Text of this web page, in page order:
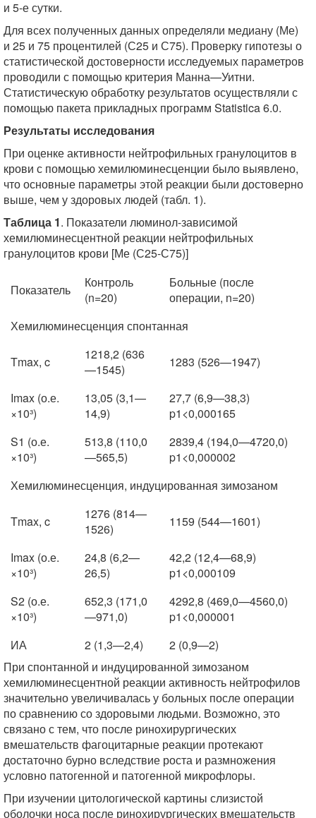
и 5-е сутки.
Для всех полученных данных определяли медиану (Ме)
и 25 и 75 процентилей (С25 и С75). Проверку гипотезы о
статистической достоверности исследуемых параметров
проводили с помощью критерия Манна—Уитни.
Статистическую обработку результатов осуществляли с
помощью пакета прикладных программ Statistica 6.0.
Результаты исследования
При оценке активности нейтрофильных гранулоцитов в
крови с помощью хемилюминесценции было выявлено,
что основные параметры этой реакции были достоверно
выше, чем у здоровых людей (табл. 1).
Таблица 1. Показатели люминол-зависимой
хемилюминесцентной реакции нейтрофильных
гранулоцитов крови [Ме (С25-С75)]
Показатель
Контроль
(n=20)
Больные (после
операции, n=20)
Хемилюминесценция спонтанная
Tmax, c
1218,2 (636
—1545)
1283 (526—1947)
Imax (о.е.
×10³)
13,05 (3,1—
14,9)
27,7 (6,9—38,3)
p1<0,000165
S1 (о.е.
×10³)
513,8 (110,0
—565,5)
2839,4 (194,0—4720,0)
p1<0,000002
Хемилюминесценция, индуцированная зимозаном
Tmax, c
1276 (814—
1526)
1159 (544—1601)
Imax (о.е.
×10³)
24,8 (6,2—
26,5)
42,2 (12,4—68,9)
p1<0,000109
S2 (о.е.
×10³)
652,3 (171,0
—971,0)
4292,8 (469,0—4560,0)
p1<0,000001
ИА
2 (1,3—2,4)
2 (0,9—2)
При спонтанной и индуцированной зимозаном
хемилюминесцентной реакции активность нейтрофилов
значительно увеличивалась у больных после операции
по сравнению со здоровыми людьми. Возможно, это
связано с тем, что после ринохирургических
вмешательств фагоцитарные реакции протекают
достаточно бурно вследствие роста и размножения
условно патогенной и патогенной микрофлоры.
При изучении цитологической картины слизистой
оболочки носа после ринохирургических вмешательств